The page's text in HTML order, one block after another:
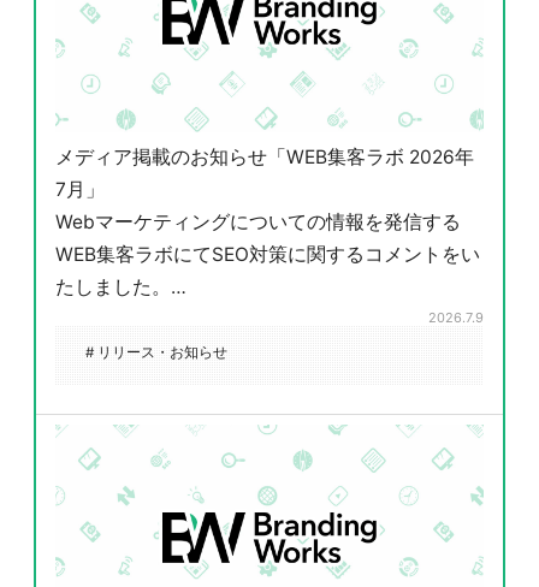
メディア掲載のお知らせ「WEB集客ラボ 2026年
7月」
Webマーケティングについての情報を発信する
WEB集客ラボにてSEO対策に関するコメントをい
たしました。…
2026.7.9
# リリース・お知らせ